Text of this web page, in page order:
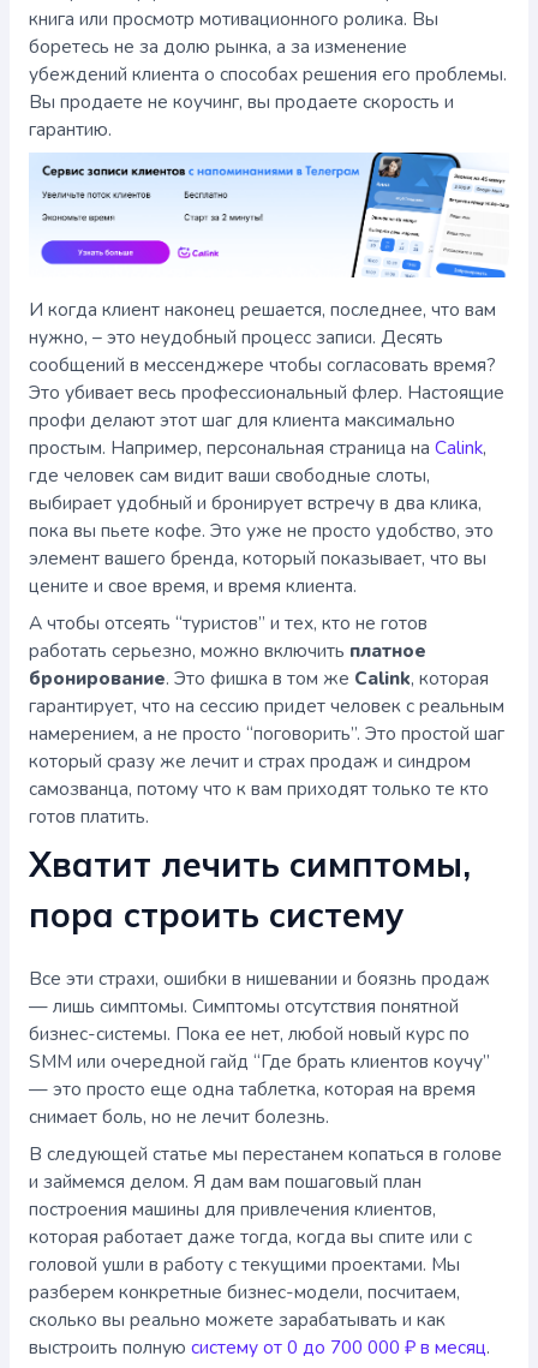
книга или просмотр мотивационного ролика. Вы
боретесь не за долю рынка, а за изменение
убеждений клиента о способах решения его проблемы.
Вы продаете не коучинг, вы продаете скорость и
гарантию.
И когда клиент наконец решается, последнее, что вам
нужно, – это неудобный процесс записи. Десять
сообщений в мессенджере чтобы согласовать время?
Это убивает весь профессиональный флер. Настоящие
профи делают этот шаг для клиента максимально
простым. Например, персональная страница на Calink,
где человек сам видит ваши свободные слоты,
выбирает удобный и бронирует встречу в два клика,
пока вы пьете кофе. Это уже не просто удобство, это
элемент вашего бренда, который показывает, что вы
цените и свое время, и время клиента.
А чтобы отсеять “туристов” и тех, кто не готов
работать серьезно, можно включить платное
бронирование. Это фишка в том же Calink, которая
гарантирует, что на сессию придет человек с реальным
намерением, а не просто “поговорить”. Это простой шаг
который сразу же лечит и страх продаж и синдром
самозванца, потому что к вам приходят только те кто
готов платить.
Хватит лечить симптомы,
пора строить систему
Все эти страхи, ошибки в нишевании и боязнь продаж
— лишь симптомы. Симптомы отсутствия понятной
бизнес-системы. Пока ее нет, любой новый курс по
SMM или очередной гайд “Где брать клиентов коучу”
— это просто еще одна таблетка, которая на время
снимает боль, но не лечит болезнь.
В следующей статье мы перестанем копаться в голове
и займемся делом. Я дам вам пошаговый план
построения машины для привлечения клиентов,
которая работает даже тогда, когда вы спите или с
головой ушли в работу с текущими проектами. Мы
разберем конкретные бизнес-модели, посчитаем,
сколько вы реально можете зарабатывать и как
выстроить полную систему от 0 до 700 000 ₽ в месяц.